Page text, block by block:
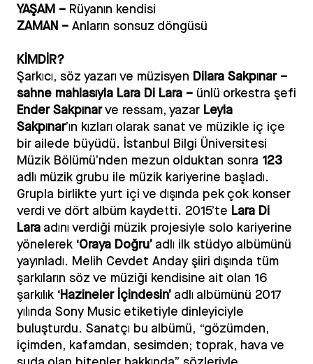
YAŞAM – Rüyanın kendisi
ZAMAN – Anların sonsuz döngüsü
KİMDİR?
Şarkıcı, söz yazarı ve müzisyen Dilara Sakpınar –
sahne mahlasıyla Lara Di Lara – ünlü orkestra şefi
Ender Sakpınarve ressam, yazar Leyla
Sakpınar’ın kızları olarak sanat ve müzikle iç içe
bir ailede büyüdü. İstanbul Bilgi Üniversitesi
Müzik Bölümü’nden mezun olduktan sonra 123
adlı müzik grubu ile müzik kariyerine başladı.
Grupla birlikte yurt içi ve dışında pek çok konser
verdi ve dört albüm kaydetti. 2015’te Lara Di
Lara adını verdiği müzik projesiyle solo kariyerine
yönelerek ‘Oraya Doğru’ adlı ilk stüdyo albümünü
yayınladı. Melih Cevdet Anday şiiri dışında tüm
şarkıların söz ve müziği kendisine ait olan 16
şarkılık ‘Hazineler İçindesin’ adlı albümünü 2017
yılında Sony Music etiketiyle dinleyiciyle
buluşturdu. Sanatçı bu albümü, “gözümden,
içimden, kafamdan, sesimden; toprak, hava ve